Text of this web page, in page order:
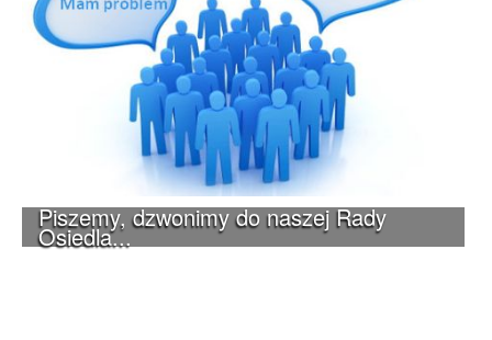
Piszemy, dzwonimy do naszej Rady
Osiedla...